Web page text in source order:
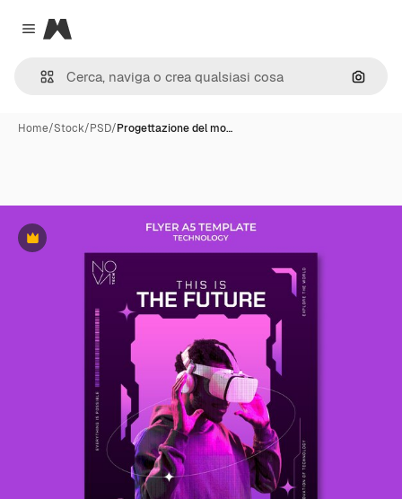
Close menu
Magnific
Cerca
Home/Stock/PSD/Progettazione del mo…
Premium